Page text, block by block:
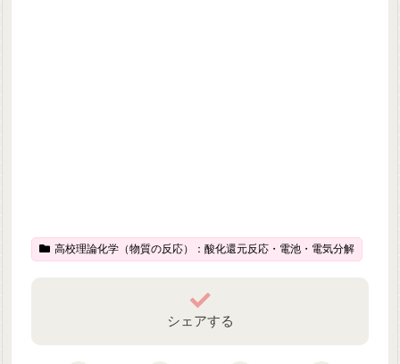
高校理論化学（物質の反応）：酸化還元反応・電池・電気分解
シェアする